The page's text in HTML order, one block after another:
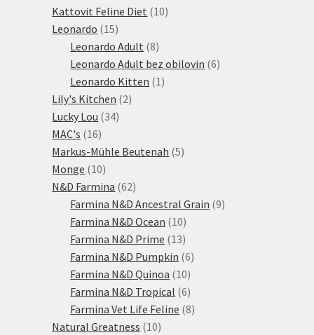
produktů
Kattovit Feline Diet 1010
Leonardo 1515
produktů
Leonardo Adult 88
produktů
Leonardo Adult bez obilovin 66
Leonardo Kitten 1 1
Lily's Kitchen 22
Lucky Lou 3434
MAC's 1616
produktů
Markus-Mühle Beutenah 55
Monge 1010
produktů
N&D Farmina 6262
produktů
Farmina N&D Ancestral Grain 99
Farmina N&D Ocean 1010
produktů
Farmina N&D Prime 1313
produktů
Farmina N&D Pumpkin 66
Farmina N&D Quinoa 1010
produktů
Farmina N&D Tropical 66
produktů
Farmina Vet Life Feline 88
Natural Greatness 1010